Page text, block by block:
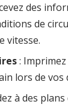
des
de
vitesse.
:
lors de vos
à des